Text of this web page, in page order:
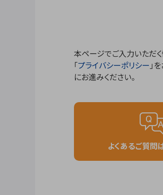
本ページでご入力いただく
「プライバシーポリシー 」
にお進みください。
よくあるご質問